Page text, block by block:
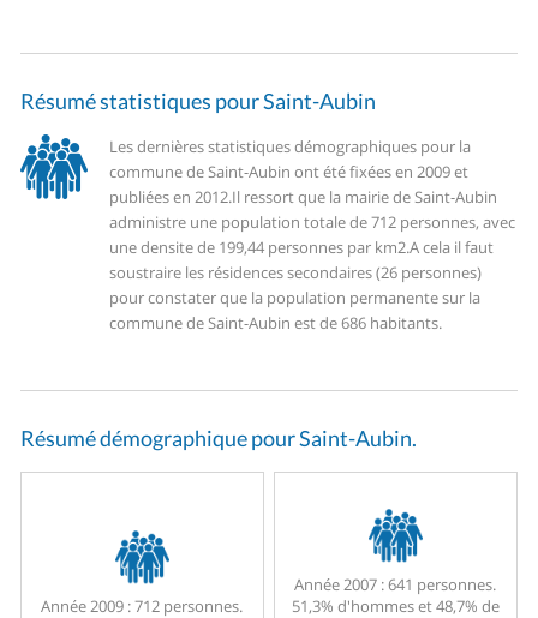
Résumé statistiques pour Saint-Aubin
Les dernières statistiques démographiques pour la
commune de Saint-Aubin ont été fixées en 2009 et
publiées en 2012.Il ressort que la mairie de Saint-Aubin
administre une population totale de 712 personnes, avec
une densite de 199,44 personnes par km2.A cela il faut
soustraire les résidences secondaires (26 personnes)
pour constater que la population permanente sur la
commune de Saint-Aubin est de 686 habitants.
Résumé démographique pour Saint-Aubin.
Année 2009 :712 personnes.
Année 2007 :641 personnes.
51,3% d'hommes et 48,7% de